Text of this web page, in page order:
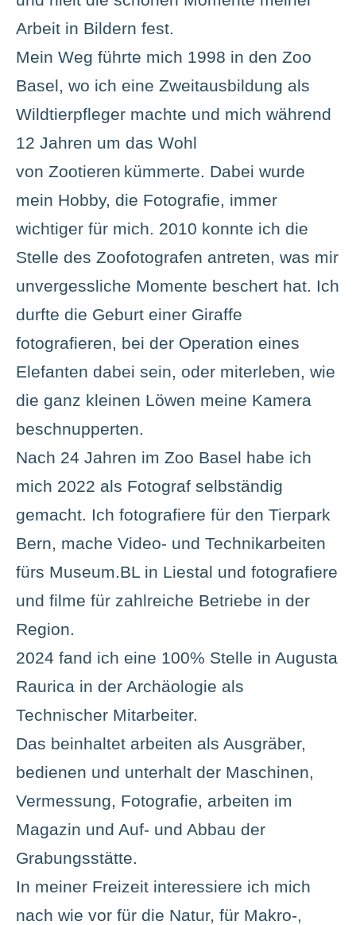
Arbeit in Bildern fest.
Mein Weg führte mich 1998 in den Zoo
Basel, wo ich eine Zweitausbildung als
Wildtierpfleger machte und mich während
12 Jahren um das Wohl
von Zootieren kümmerte. Dabei wurde
mein Hobby, die Fotografie, immer
wichtiger für mich. 2010 konnte ich die
Stelle des Zoofotografen antreten, was mir
unvergessliche Momente beschert hat. Ich
durfte die Geburt einer Giraffe
fotografieren, bei der Operation eines
Elefanten dabei sein, oder miterleben, wie
die ganz kleinen Löwen meine Kamera
beschnupperten.
Nach 24 Jahren im Zoo Basel habe ich
mich 2022 als Fotograf selbständig
gemacht. Ich fotografiere für den Tierpark
Bern, mache Video- und Technikarbeiten
fürs Museum.BL in Liestal und fotografiere
und filme für zahlreiche Betriebe in der
Region.
2024 fand ich eine 100% Stelle in Augusta
Raurica in der Archäologie als
Technischer Mitarbeiter.
Das beinhaltet arbeiten als Ausgräber,
bedienen und unterhalt der Maschinen,
Vermessung, Fotografie, arbeiten im
Magazin und Auf- und Abbau der
Grabungsstätte.
In meiner Freizeit interessiere ich mich
nach wie vor für die Natur, für Makro-,